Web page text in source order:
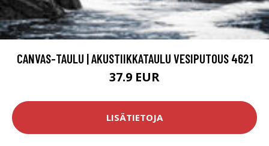
CANVAS-TAULU | AKUSTIIKKATAULU VESIPUTOUS 4621
37.9 EUR
LISÄTIETOJA